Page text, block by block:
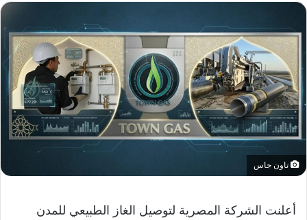
تاون جاس
أعلنت الشركة المصرية لتوصيل الغاز الطبيعي للمدن